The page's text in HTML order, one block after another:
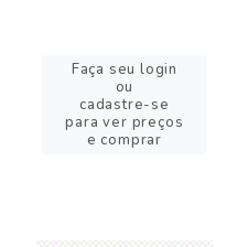
Faça seu login
ou
cadastre-se
para ver preços
e comprar